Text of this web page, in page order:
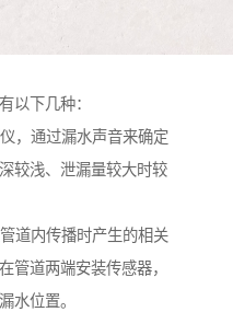
以下几种：
，通过漏水声音来确定
较浅、泄漏量较大时较
道内传播时产生的相关
管道两端安装传感器，
水位置。